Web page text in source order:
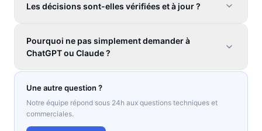
Les décisions sont-elles vérifiées et à jour ?
Pourquoi ne pas simplement demander à
ChatGPT ou Claude ?
Une autre question ?
Notre équipe répond sous 24h aux questions techniques et
commerciales.